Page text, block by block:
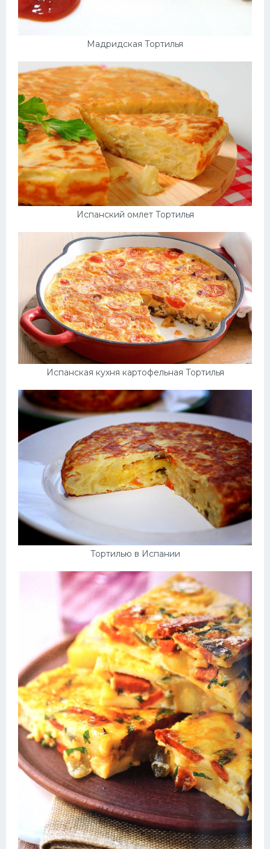
Мадридская Тортилья
Испанский омлет Тортилья
Испанская кухня картофельная Тортилья
Тортилью в Испании